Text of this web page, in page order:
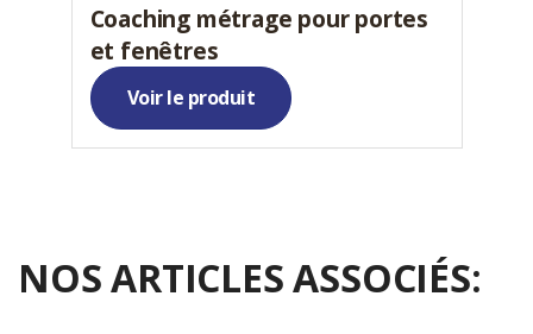
Coaching métrage pour portes
et fenêtres
Voir le produit
NOS ARTICLES ASSOCIÉS: